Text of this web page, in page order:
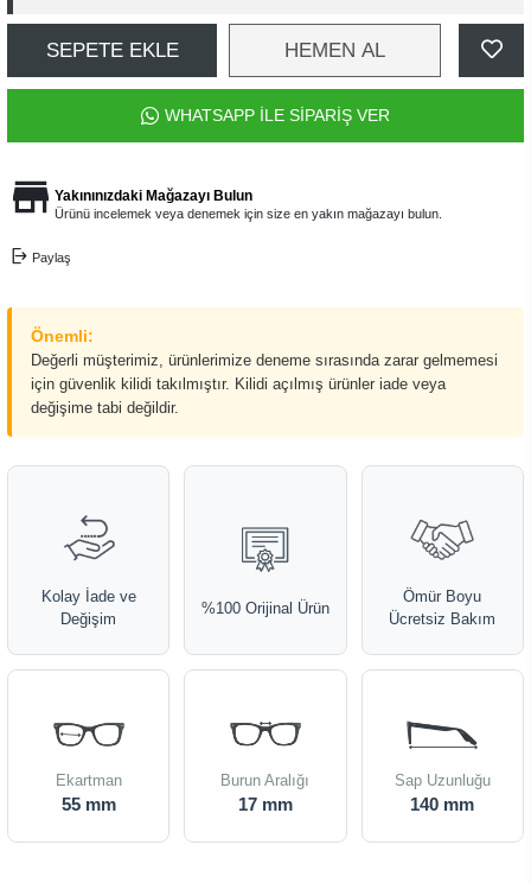
SEPETE EKLE HEMEN AL
WHATSAPP İLE SİPARİŞ VER
Yakınınızdaki Mağazayı Bulun
Ürünü incelemek veya denemek için size en yakın mağazayı bulun.
Paylaş
Önemli:
Değerli müşterimiz, ürünlerimize deneme sırasında zarar gelmemesi
için güvenlik kilidi takılmıştır. Kilidi açılmış ürünler iade veya
değişime tabi değildir.
Kolay İade ve
Değişim
%100 Orijinal Ürün
Ömür Boyu
Ücretsiz Bakım
Ekartman
55 mm
Burun Aralığı
17 mm
Sap Uzunluğu
140 mm